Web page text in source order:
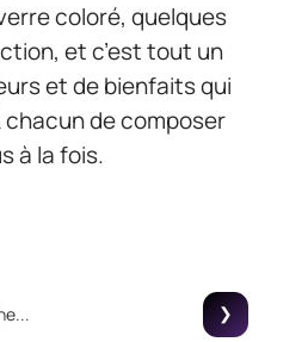
coloré, quelques
et c’est tout un
et de bienfaits qui
chacun de composer
à la fois.